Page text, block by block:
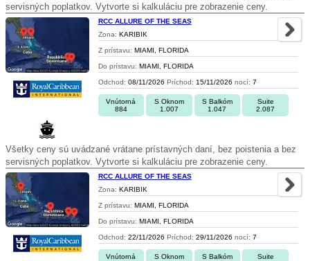
servisných poplatkov. Vytvorte si kalkuláciu pre zobrazenie ceny.
RCC ALLURE OF THE SEAS
Zona: KARIBIK
Z prístavu: MIAMI, FLORIDA
Do prístavu: MIAMI, FLORIDA
Odchod: 08/11/2026 Príchod: 15/11/2026 nocí: 7
Vnútorná
884
S Oknom
1.007
S Balkóm
1.047
Suite
2.087
Všetky ceny sú uvádzané vrátane prístavných daní, bez poistenia a bez
servisných poplatkov. Vytvorte si kalkuláciu pre zobrazenie ceny.
RCC ALLURE OF THE SEAS
Zona: KARIBIK
Z prístavu: MIAMI, FLORIDA
Do prístavu: MIAMI, FLORIDA
Odchod: 22/11/2026 Príchod: 29/11/2026 nocí: 7
Vnútorná
S Oknom
S Balkóm
Suite